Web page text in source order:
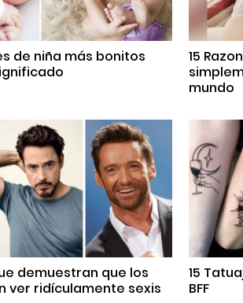
de niña más bonitos
15
mundo
demuestran que los
ver ridículamente sexis
15
BFF